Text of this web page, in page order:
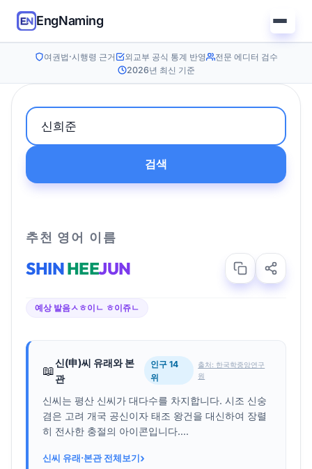
EngNaming
여권법·시행령 근거 외교부 공식 통계 반영
전문 에디터 검수
2026년 최신 기준
검색
추천 영어 이름
SHINHEEJUN
예상 발음ㅅㅎ이ㄴ ㅎ이쥬ㄴ
📖
신(申)씨 유래와 본
관
인구 14
위
출처: 한국학중앙연구
원
신씨는 평산 신씨가 대다수를 차지합니다. 시조 신숭
겸은 고려 개국 공신이자 태조 왕건을 대신하여 장렬
히 전사한 충절의 아이콘입니다....
신씨 유래·본관 전체보기›